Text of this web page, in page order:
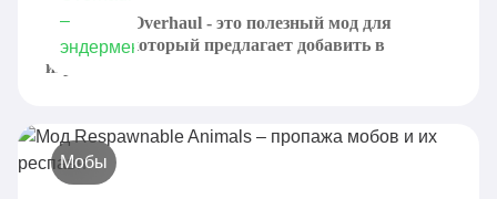
Enderman Overhaul - это полезный мод для
Minecraft, который предлагает добавить в
игровой...
Мобы